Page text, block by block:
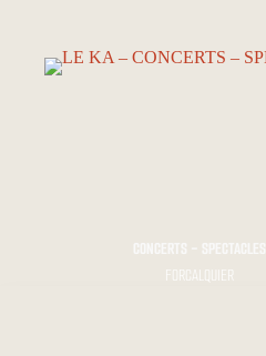
CONCERTS - SPECTACLES
FORCALQUIER